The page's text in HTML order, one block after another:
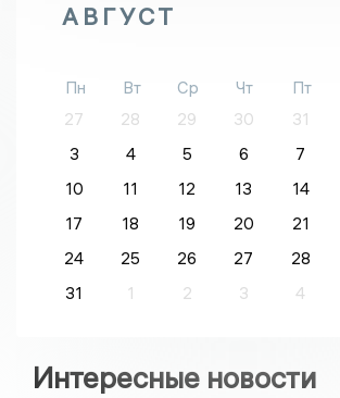
АВГУСТ
Пн Вт Ср Чт Пт
27
28 29 30 31
3
4 5 6 7
10
11 12 13 14
17
18 19 20 21
24
25 26 27 28
31
1 2 3 4
Интересные новости